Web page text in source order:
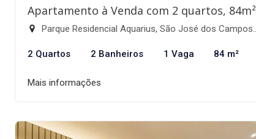
Apartamento à Venda com 2 quartos, 84m²
Parque Residencial Aquarius, São José dos Campos-SP
2 Quartos 2 Banheiros 1 Vaga 84 m²
Mais informações